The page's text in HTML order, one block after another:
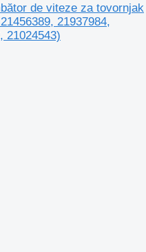
de viteze za tovornjak
21937984,
21024543)